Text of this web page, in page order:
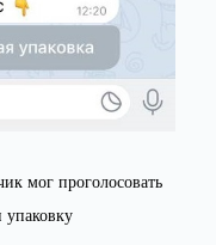
мог проголосовать